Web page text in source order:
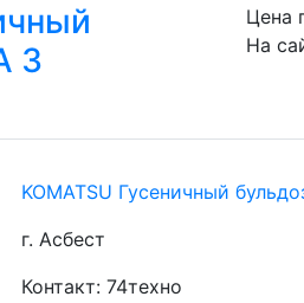
3
Цена
На
KOMATSU Гусеничный
г. Асбест
Контакт: 74техно